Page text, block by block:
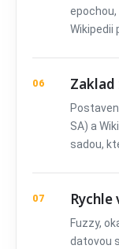
epochou,
Wikipedii
06 Zaklad
SA) a
sadou,
07 Rychle
Fuzzy,
datovou